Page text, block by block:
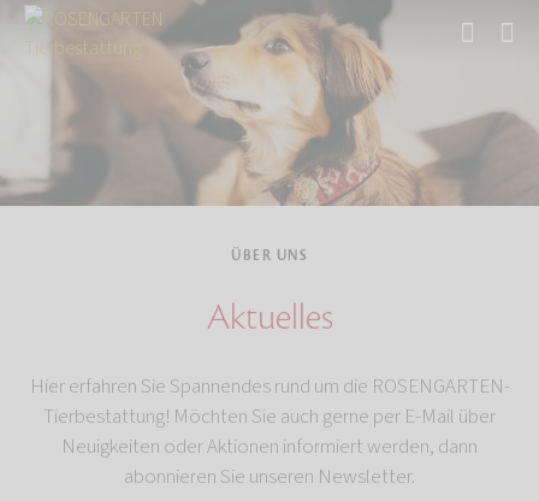
ÜBER UNS
Aktuelles
Hier erfahren Sie Spannendes rund um die ROSENGARTEN-
Tierbestattung! Möchten Sie auch gerne per E-Mail über
Neuigkeiten oder Aktionen informiert werden, dann
abonnieren Sie unseren Newsletter.